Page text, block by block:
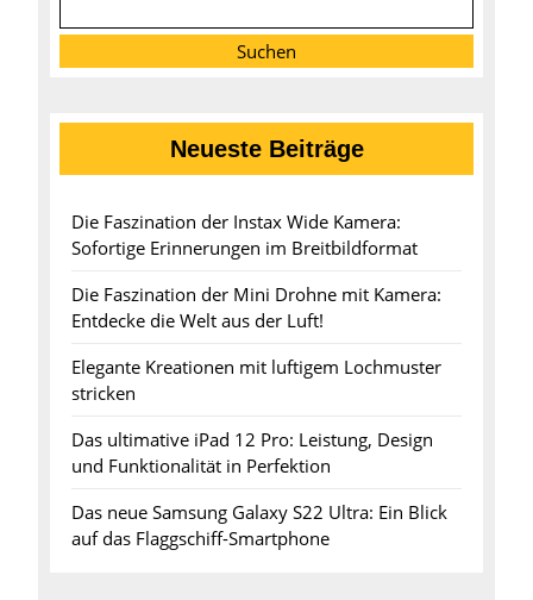
Suchen
Neueste Beiträge
Die Faszination der Instax Wide Kamera:
Sofortige Erinnerungen im Breitbildformat
Die Faszination der Mini Drohne mit Kamera:
Entdecke die Welt aus der Luft!
Elegante Kreationen mit luftigem Lochmuster
stricken
Das ultimative iPad 12 Pro: Leistung, Design
und Funktionalität in Perfektion
Das neue Samsung Galaxy S22 Ultra: Ein Blick
auf das Flaggschiff-Smartphone